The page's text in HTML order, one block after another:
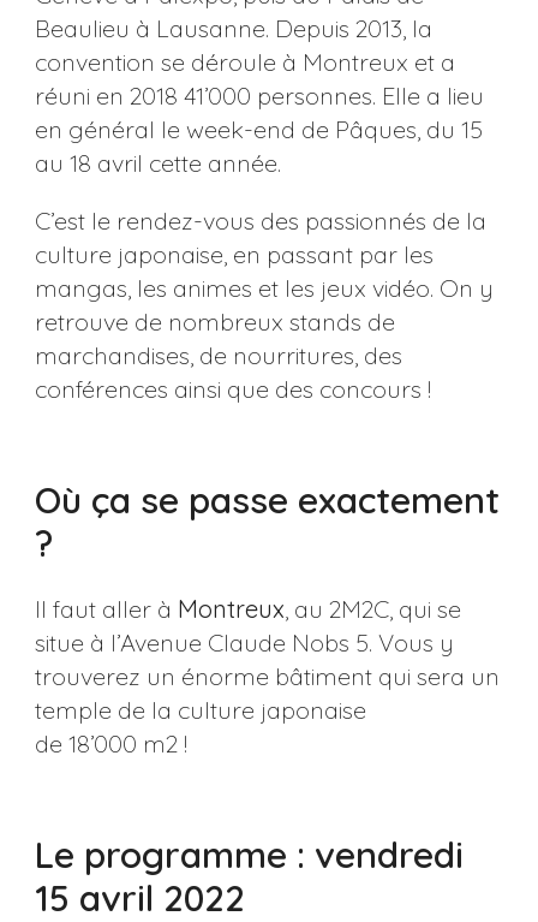
Beaulieu à Lausanne. Depuis 2013, la
convention se déroule à Montreux et a
réuni en 2018 41’000 personnes. Elle a lieu
en général le week-end de Pâques, du 15
au 18 avril cette année.
C’est le rendez-vous des passionnés de la
culture japonaise, en passant par les
mangas, les animes et les jeux vidéo. On y
retrouve de nombreux stands de
marchandises, de nourritures, des
conférences ainsi que des concours !
Où ça se passe exactement
?
Il faut aller à Montreux , au 2M2C, qui se
situe à l’Avenue Claude Nobs 5. Vous y
trouverez un énorme bâtiment qui sera un
temple de la culture japonaise
de 18’000 m2 !
Le programme : vendredi
15 avril 2022